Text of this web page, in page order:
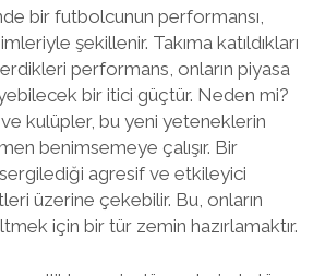
bir futbolcunun performansı,
şekillenir. Takıma katıldıkları
performans, onların piyasa
bir itici güçtür. Neden mi?
kulüpler, bu yeni yeteneklerin
benimsemeye çalışır. Bir
agresif ve etkileyici
üzerine çekebilir. Bu, onların
için bir tür zemin hazırlamaktır.